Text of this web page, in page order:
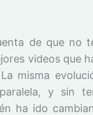
de que no
videos que
misma
y sin
ha ido